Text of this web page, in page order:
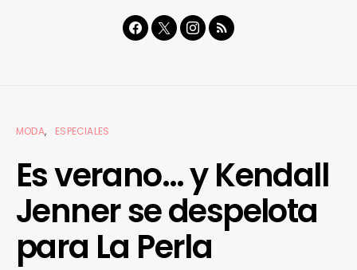
MODA ESPECIALES
Es verano… y Kendall
Jenner se despelota
para La Perla